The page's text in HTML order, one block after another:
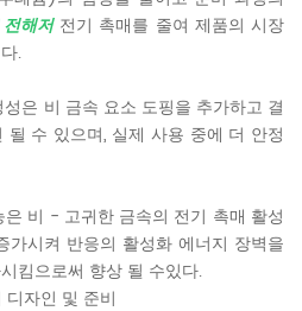
전해저 전기 촉매를 줄여 제품의 시장
.
은 비 금속 요소 도핑을 추가하고 결
수 있으며, 실제 사용 중에 더 안정
은 비 - 고귀한 금속의 전기 촉매 활성
가시켜 반응의 활성화 에너지 장벽을
킴으로써 향상 될 수있다.
자인 및 준비